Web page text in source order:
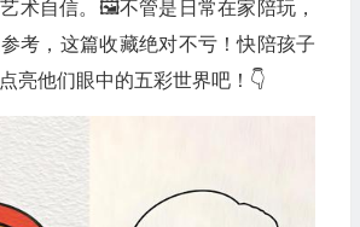
术自信。🖼️不管是日常在家陪玩，
考，这篇收藏绝对不亏！快陪孩子
亮他们眼中的五彩世界吧！👇